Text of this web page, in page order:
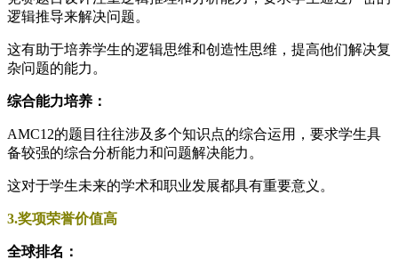
逻辑推导来解决问题。
这有助于培养学生的逻辑思维和创造性思维，提高他们解决复
杂问题的能力。
综合能力培养：
AMC12的题目往往涉及多个知识点的综合运用，要求学生具
备较强的综合分析能力和问题解决能力。
这对于学生未来的学术和职业发展都具有重要意义。
3.奖项荣誉价值高
全球排名：